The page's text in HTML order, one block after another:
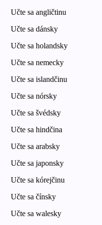
Učte sa angličtinu
Učte sa dánsky
Učte sa holandsky
Učte sa nemecky
Učte sa islandčinu
Učte sa nórsky
Učte sa švédsky
Učte sa hindčina
Učte sa arabsky
Učte sa japonsky
Učte sa kórejčinu
Učte sa čínsky
Učte sa walesky